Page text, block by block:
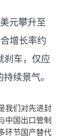
元攀升至
增长率约
刹车，仅应
续景气。
我们对先进封
中国出口管制
环节国产替代